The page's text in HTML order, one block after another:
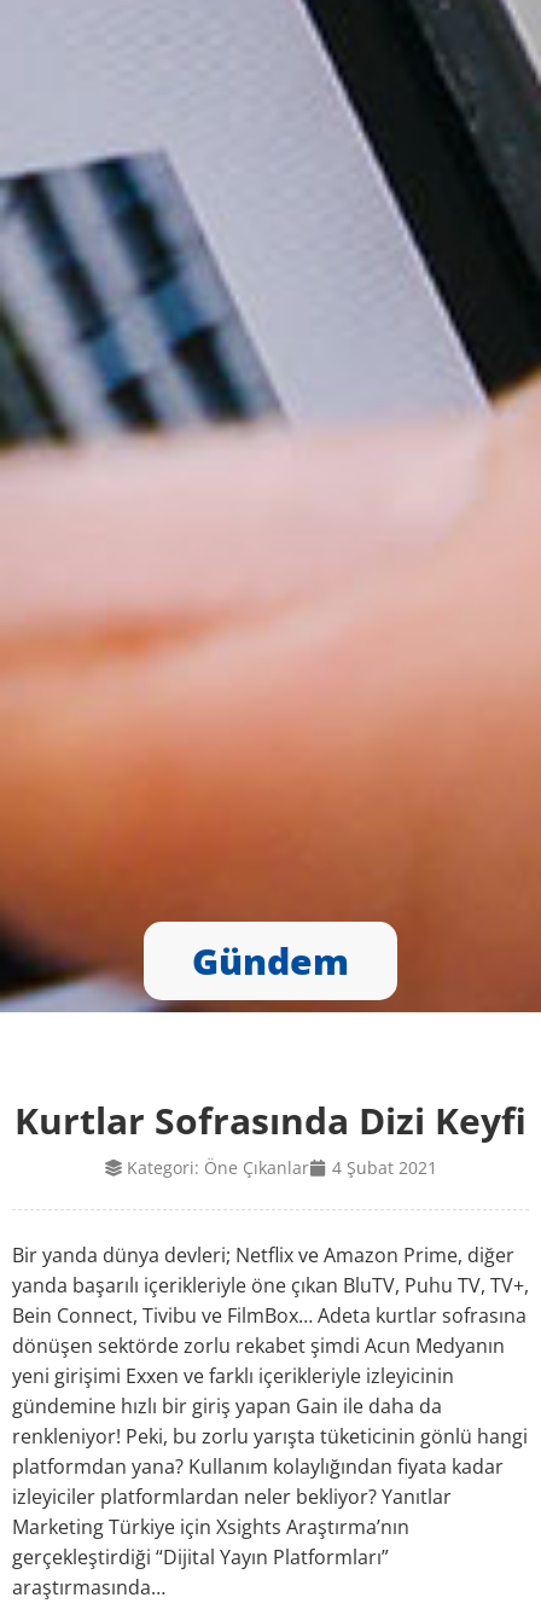
Gündem
Kurtlar Sofrasında Dizi Keyfi
Kategori: Öne Çıkanlar 4 Şubat 2021
Bir yanda dünya devleri; Netflix ve Amazon Prime, diğer
yanda başarılı içerikleriyle öne çıkan BluTV, Puhu TV, TV+,
Bein Connect, Tivibu ve FilmBox… Adeta kurtlar sofrasına
dönüşen sektörde zorlu rekabet şimdi Acun Medyanın
yeni girişimi Exxen ve farklı içerikleriyle izleyicinin
gündemine hızlı bir giriş yapan Gain ile daha da
renkleniyor! Peki, bu zorlu yarışta tüketicinin gönlü hangi
platformdan yana? Kullanım kolaylığından fiyata kadar
izleyiciler platformlardan neler bekliyor? Yanıtlar
Marketing Türkiye için Xsights Araştırma’nın
gerçekleştirdiği “Dijital Yayın Platformları”
araştırmasında…